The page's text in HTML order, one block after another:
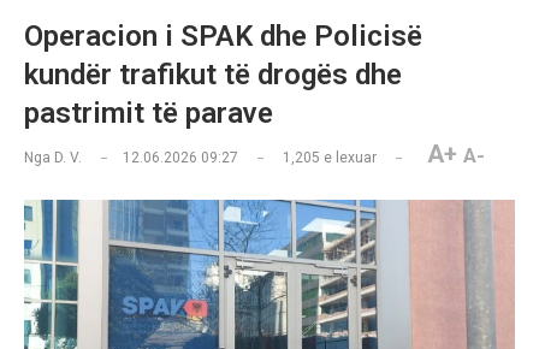
Operacion i SPAK dhe Policisë
kundër trafikut të drogës dhe
pastrimit të parave
Nga D. V. 12.06.2026 09:27 1,205 e lexuar A+ A-